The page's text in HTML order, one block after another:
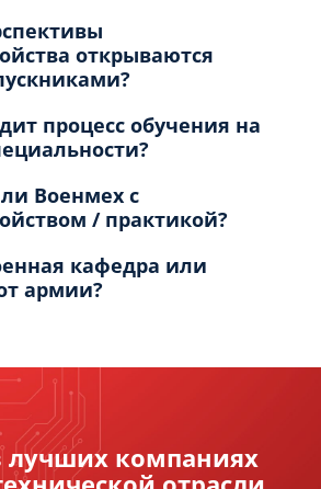
открываются
процесс обучения на
Военмех с
/ практикой?
кафедра или
армии?
лучших компаниях